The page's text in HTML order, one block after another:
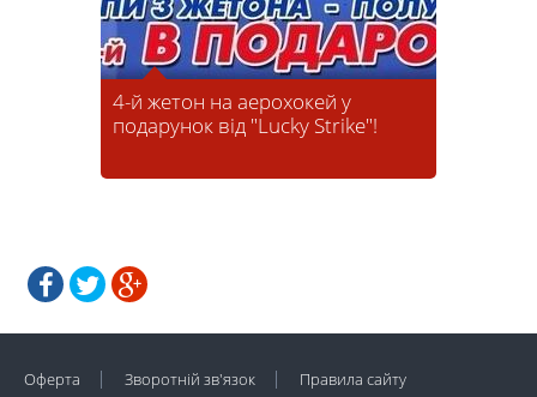
4-й жетон на аерохокей у
подарунок від "Lucky Strike"!
Оферта Зворотній зв'язок
Правила сайту